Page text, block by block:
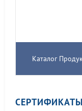
Каталог
СЕРТИФИКАТЫ